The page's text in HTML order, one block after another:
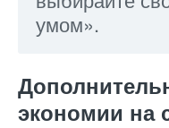
умом».
экономии на